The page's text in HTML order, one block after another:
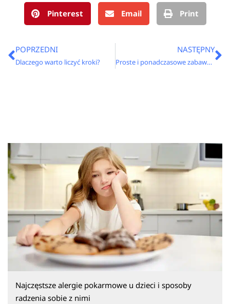
Pinterest Email Print
Prev
POPRZEDNI
Dlaczego warto liczyć kroki?
NASTĘPNY
Proste i ponadczasowe zabawki dla dzieci. Co sprezentować maluchowi?
Najczęstsze alergie pokarmowe u dzieci i sposoby
radzenia sobie z nimi